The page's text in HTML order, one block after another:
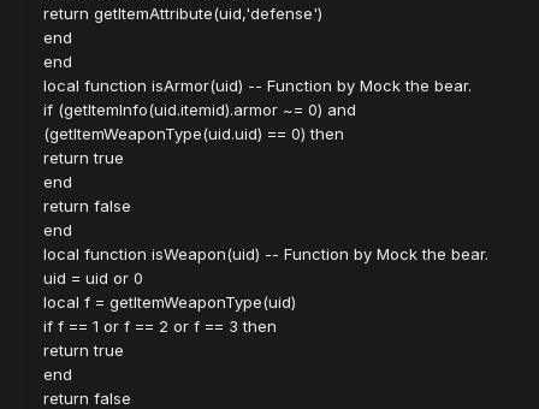
return getItemAttribute(uid,'defense')
end
end
local function isArmor(uid) -- Function by Mock the bear.
if (getItemInfo(uid.itemid).armor ~= 0) and
(getItemWeaponType(uid.uid) == 0) then
return true
end
return false
end
local function isWeapon(uid) -- Function by Mock the bear.
uid = uid or 0
local f = getItemWeaponType(uid)
if f == 1 or f == 2 or f == 3 then
return true
end
return false